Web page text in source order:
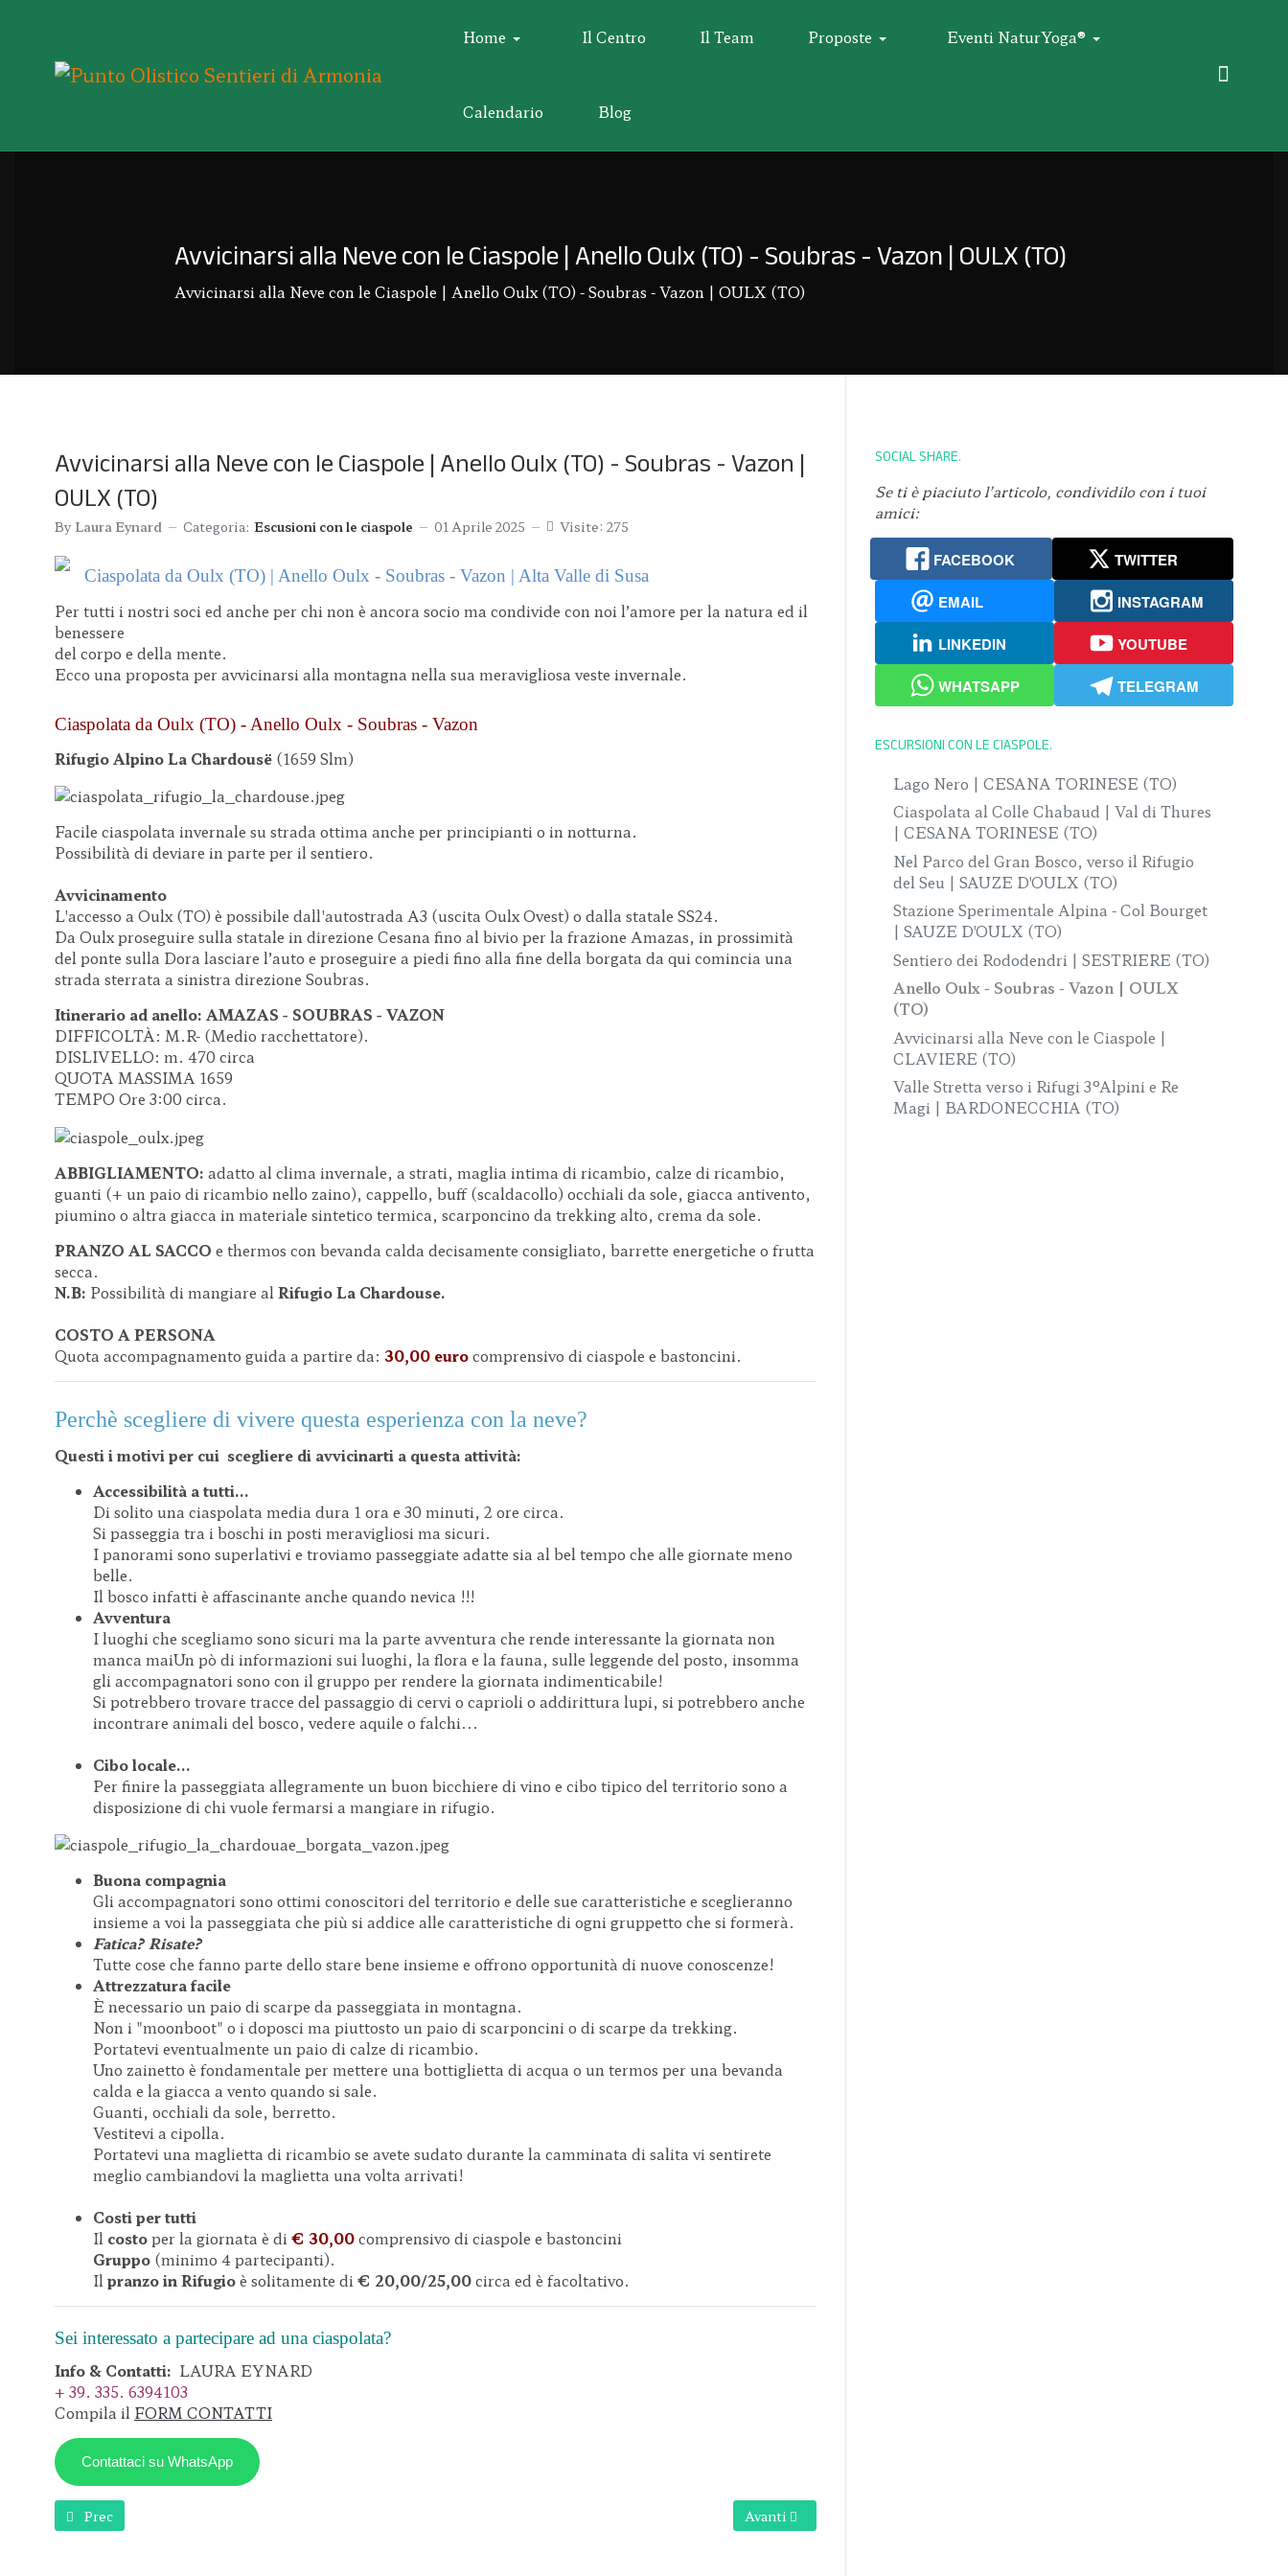
Home Il Centro Il Team Proposte Eventi NaturYoga®
Calendario Blog
Avvicinarsi alla Neve con le Ciaspole | Anello Oulx (TO) - Soubras - Vazon | OULX (TO)
Avvicinarsi alla Neve con le Ciaspole | Anello Oulx (TO) - Soubras - Vazon | OULX (TO)
Avvicinarsi alla Neve con le Ciaspole | Anello Oulx (TO) - Soubras - Vazon |
OULX (TO)
By Laura Eynard Categoria: Escusioni con le ciaspole 01 Aprile 2025 Visite: 275
Ciaspolata da Oulx (TO) | Anello Oulx - Soubras - Vazon | Alta Valle di Susa
Per tutti i nostri soci ed anche per chi non è ancora socio ma condivide con noi l’amore per la natura ed il
benessere
del corpo e della mente.
Ecco una proposta per avvicinarsi alla montagna nella sua meravigliosa veste invernale.
Ciaspolata da Oulx (TO) - Anello Oulx - Soubras - Vazon
Rifugio Alpino La Chardousë (1659 Slm)
Facile ciaspolata invernale su strada ottima anche per principianti o in notturna.
Possibilità di deviare in parte per il sentiero.
Avvicinamento
L'accesso a Oulx (TO) è possibile dall'autostrada A3 (uscita Oulx Ovest) o dalla statale SS24.
Da Oulx proseguire sulla statale in direzione Cesana fino al bivio per la frazione Amazas, in prossimità
del ponte sulla Dora lasciare l’auto e proseguire a piedi fino alla fine della borgata da qui comincia una
strada sterrata a sinistra direzione Soubras.
Itinerario ad anello: AMAZAS - SOUBRAS - VAZON
DIFFICOLTÀ: M.R- (Medio racchettatore).
DISLIVELLO: m. 470 circa
QUOTA MASSIMA 1659
TEMPO Ore 3:00 circa.
ABBIGLIAMENTO: adatto al clima invernale, a strati, maglia intima di ricambio, calze di ricambio,
guanti (+ un paio di ricambio nello zaino), cappello, buff (scaldacollo) occhiali da sole, giacca antivento,
piumino o altra giacca in materiale sintetico termica, scarponcino da trekking alto, crema da sole.
PRANZO AL SACCO e thermos con bevanda calda decisamente consigliato, barrette energetiche o frutta
secca.
N.B: Possibilità di mangiare al Rifugio La Chardouse.
COSTO A PERSONA
Quota accompagnamento guida a partire da: 30,00 eurocomprensivo di ciaspole e bastoncini.
Perchè scegliere di vivere questa esperienza con la neve?
Questi i motivi per cui scegliere di avvicinarti a questa attività:
Accessibilità a tutti...
Di solito una ciaspolata media dura 1 ora e 30 minuti, 2 ore circa.
Si passeggia tra i boschi in posti meravigliosi ma sicuri.
I panorami sono superlativi e troviamo passeggiate adatte sia al bel tempo che alle giornate meno
belle.
Il bosco infatti è affascinante anche quando nevica !!!
Avventura
I luoghi che scegliamo sono sicuri ma la parte avventura che rende interessante la giornata non
manca maiUn pò di informazioni sui luoghi, la flora e la fauna, sulle leggende del posto, insomma
gli accompagnatori sono con il gruppo per rendere la giornata indimenticabile!
Si potrebbero trovare tracce del passaggio di cervi o caprioli o addirittura lupi, si potrebbero anche
incontrare animali del bosco, vedere aquile o falchi...
Cibo locale...
Per finire la passeggiata allegramente un buon bicchiere di vino e cibo tipico del territorio sono a
disposizione di chi vuole fermarsi a mangiare in rifugio.
Buona compagnia
Gli accompagnatori sono ottimi conoscitori del territorio e delle sue caratteristiche e sceglieranno
insieme a voi la passeggiata che più si addice alle caratteristiche di ogni gruppetto che si formerà.
Fatica? Risate?
Tutte cose che fanno parte dello stare bene insieme e offrono opportunità di nuove conoscenze!
Attrezzatura facile
È necessario un paio di scarpe da passeggiata in montagna.
Non i "moonboot" o i doposci ma piuttosto un paio di scarponcini o di scarpe da trekking.
Portatevi eventualmente un paio di calze di ricambio.
Uno zainetto è fondamentale per mettere una bottiglietta di acqua o un termos per una bevanda
calda e la giacca a vento quando si sale.
Guanti, occhiali da sole, berretto.
Vestitevi a cipolla.
Portatevi una maglietta di ricambio se avete sudato durante la camminata di salita vi sentirete
meglio cambiandovi la maglietta una volta arrivati!
Costi per tutti
Il costoper la giornata è di€ 30,00comprensivo di ciaspole e bastoncini
Gruppo (minimo 4 partecipanti).
Ilpranzo in Rifugioè solitamente di€ 20,00/25,00circa ed è facoltativo.
Sei interessato a partecipare ad una ciaspolata?
Info & Contatti: LAURA EYNARD
+ 39. 335. 6394103
Compila il FORM CONTATTI
Contattaci su WhatsApp
Articolo precedente: Avvicinarsi alla Neve con le Ciaspole | Stazione Sperimentale Alpina - Col Bourget | SAUZE D'OULX (TO)
Prec Articolo successivo: Avvicinarsi alla Neve con le Ciaspole | CLAVIERE (TO)
Avanti
SOCIAL SHARE
Se ti è piaciuto l’articolo, condividilo con i tuoi
amici:
FACEBOOK
TWITTER
EMAIL
INSTAGRAM
LINKEDIN
YOUTUBE
WHATSAPP
TELEGRAM
ESCURSIONI CON LE CIASPOLE
Lago Nero | CESANA TORINESE (TO)
Ciaspolata al Colle Chabaud | Val di Thures
| CESANA TORINESE (TO)
Nel Parco del Gran Bosco, verso il Rifugio
del Seu | SAUZE D'OULX (TO)
Stazione Sperimentale Alpina - Col Bourget
| SAUZE D'OULX (TO)
Sentiero dei Rododendri | SESTRIERE (TO)
Anello Oulx - Soubras - Vazon | OULX
(TO)
Avvicinarsi alla Neve con le Ciaspole |
CLAVIERE (TO)
Valle Stretta verso i Rifugi 3°Alpini e Re
Magi | BARDONECCHIA (TO)